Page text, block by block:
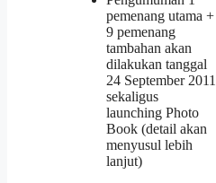
pemenang utama +
9 pemenang
tambahan akan
dilakukan tanggal
24 September 2011
sekaligus
launching Photo
Book (detail akan
menyusul lebih
lanjut)